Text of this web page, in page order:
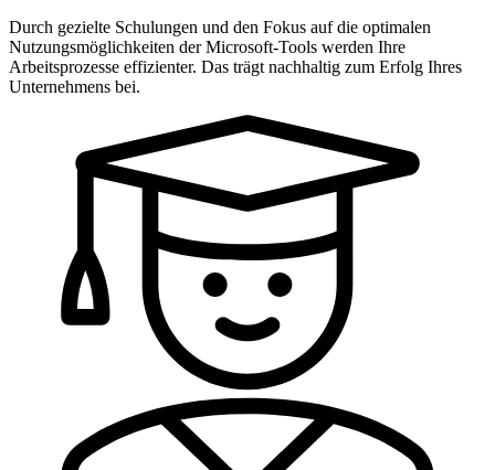
Durch gezielte Schulungen und den Fokus auf die optimalen
Nutzungsmöglichkeiten der Microsoft-Tools werden Ihre
Arbeitsprozesse effizienter. Das trägt nachhaltig zum Erfolg Ihres
Unternehmens bei.